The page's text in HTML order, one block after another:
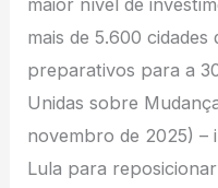
maior nível de
mais de 5.600 cidades
preparativos para a
Unidas sobre
novembro de 2025) –
Lula para